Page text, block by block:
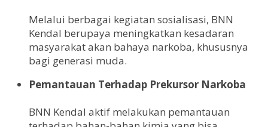
Melalui berbagai kegiatan sosialisasi, BNN
Kendal berupaya meningkatkan kesadaran
masyarakat akan bahaya narkoba, khususnya
bagi generasi muda.
Pemantauan Terhadap Prekursor Narkoba
BNN Kendal aktif melakukan pemantauan